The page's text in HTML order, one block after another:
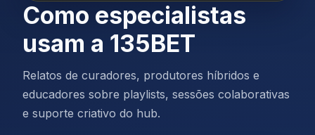
Como especialistas
usam a 135BET
Relatos de curadores, produtores híbridos e
educadores sobre playlists, sessões colaborativas
e suporte criativo do hub.